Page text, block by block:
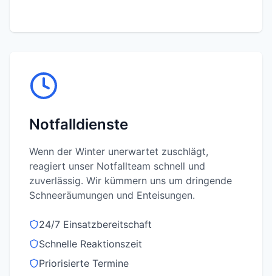
Notfalldienste
Wenn der Winter unerwartet zuschlägt,
reagiert unser Notfallteam schnell und
zuverlässig. Wir kümmern uns um dringende
Schneeräumungen und Enteisungen.
24/7 Einsatzbereitschaft
Schnelle Reaktionszeit
Priorisierte Termine